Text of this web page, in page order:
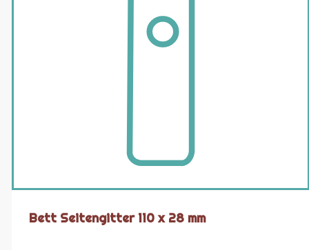
Bett Seitengitter 110 x 28 mm